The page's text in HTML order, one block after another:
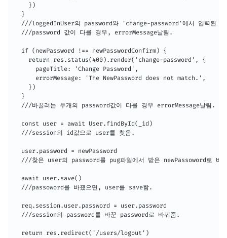
    })
  }
  ///loggedInUser의 password와 'change-password'에서 입력된
  ///password 값이 다를 경우, errorMessage날림.
  if (newPassword !== newPasswordConfirm) {
    return res.status(400).render('change-password', {
      pageTitle: 'Change Password',
      errorMessage: 'The NewPassword does not match.',
    })
  }
  ///바꿀려는 두개의 password값이 다를 경우 errorMessage날림.
  const user = await User.findById(_id)
  ///session의 id값으로 user를 찾음.
  user.password = newPassword
///찾은 user의 password를 pug파일에서 받은 newPassoword로 바
  await user.save()
  ///passoword를 바꿨으면, user를 save함.
  req.session.user.password = user.password
  ///session의 password를 바꾼 password로 바꿔줌.
  return res.redirect('/users/logout')